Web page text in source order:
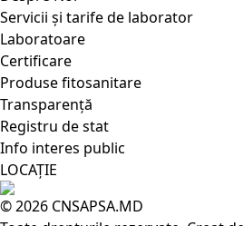
Servicii și tarife de laborator
Laboratoare
Certificare
Produse fitosanitare
Transparență
Registru de stat
Info interes public
LOCAȚIE
© 2026 CNSAPSA.MD